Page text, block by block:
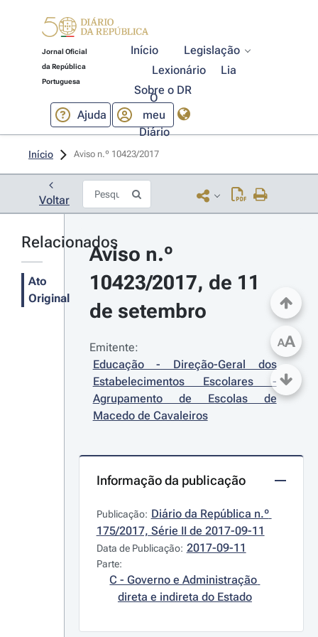
Jornal Oficial
da República
Portuguesa
Início
Legislação
Lexionário
Lia
Sobre o DR
Ajuda
O
meu
Diário
Início Aviso n.º 10423/2017
Voltar
Relacionados
Ato
Original
Aviso n.º
10423/2017, de 11
de setembro
Emitente:
Educação - Direção-Geral dos
Estabelecimentos Escolares -
Agrupamento de Escolas de
Macedo de Cavaleiros
Informação da publicação
Publicação: Diário da República n.º
175/2017, Série II de 2017-09-11
Data de Publicação: 2017-09-11
Parte:
C - Governo e Administração
direta e indireta do Estado
AA